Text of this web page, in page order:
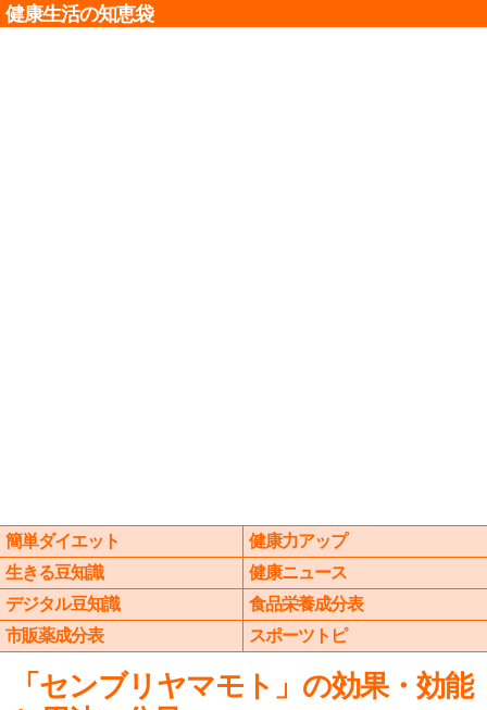
健康生活の知恵袋
簡単ダイエット
健康力アップ
生きる豆知識
健康ニュース
デジタル豆知識
食品栄養成分表
市販薬成分表
スポーツトピ
「センブリヤマモト」の効果・効能